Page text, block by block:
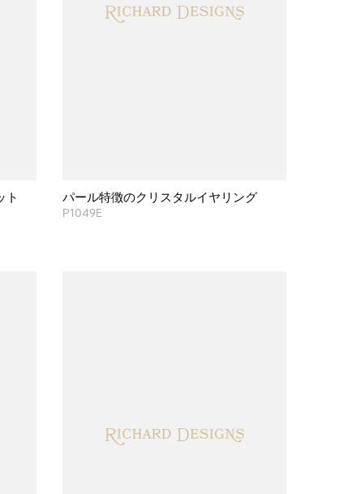
ト パール特徴のクリスタルイヤリング
P1049E